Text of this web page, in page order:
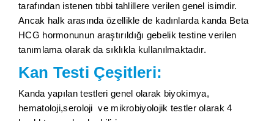
tarafından istenen tıbbi tahlillere verilen genel isimdir.
Ancak halk arasında özellikle de kadınlarda kanda Beta
HCG hormonunun araştırıldığı gebelik testine verilen
tanımlama olarak da sıklıkla kullanılmaktadır.
Kan Testi Çeşitleri:
Kanda yapılan testleri genel olarak biyokimya,
hematoloji,seroloji ve mikrobiyolojik testler olarak 4